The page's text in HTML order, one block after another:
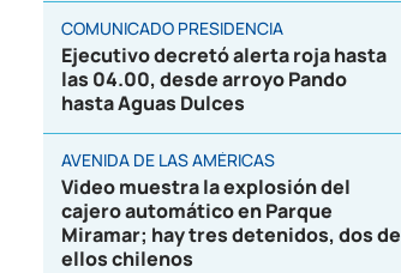
COMUNICADO PRESIDENCIA
Ejecutivo decretó alerta roja hasta
las 04.00, desde arroyo Pando
hasta Aguas Dulces
AVENIDA DE LAS AMÉRICAS
Video muestra la explosión del
cajero automático en Parque
Miramar; hay tres detenidos, dos de
ellos chilenos